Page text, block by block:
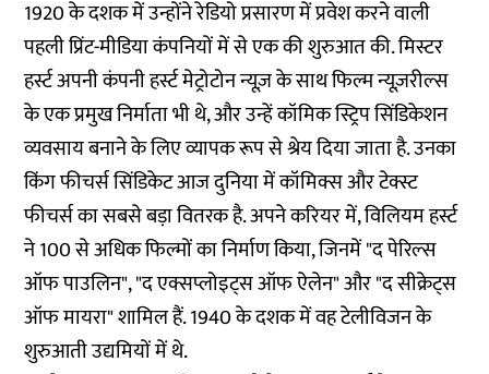
1920 के दशक में उन्होंने रेडियो प्रसारण में प्रवेश करने वाली
पहली प्रिंट-मीडिया कंपनियों में से एक की शुरुआत की. मिस्टर
हर्स्ट अपनी कंपनी हर्स्ट मेट्रोटोन न्यूज़ के साथ फिल्म न्यूज़रील्स
के एक प्रमुख निर्माता भी थे, और उन्हें कॉमिक स्ट्रिप सिंडिकेशन
व्यवसाय बनाने के लिए व्यापक रूप से श्रेय दिया जाता है. उनका
किंग फीचर्स सिंडिकेट आज दुनिया में कॉमिक्स और टेक्स्ट
फीचर्स का सबसे बड़ा वितरक है. अपने करियर में, विलियम हर्स्ट
ने 100 से अधिक फिल्मों का निर्माण किया, जिनमें "द पेरिल्स
ऑफ पाउलिन", "द एक्सप्लोइट्स ऑफ ऐलेन" और "द सीक्रेट्स
ऑफ मायरा" शामिल हैं. 1940 के दशक में वह टेलीविजन के
शुरुआती उद्यमियों में थे.